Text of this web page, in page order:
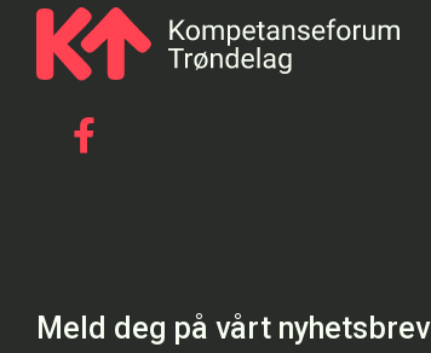
Gå til vår Facebook
Meld deg på vårt nyhetsbrev